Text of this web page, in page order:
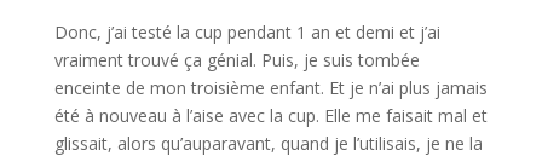
Donc, j’ai testé la cup pendant 1 an et demi et j’ai
vraiment trouvé ça génial. Puis, je suis tombée
enceinte de mon troisième enfant. Et je n’ai plus jamais
été à nouveau à l’aise avec la cup. Elle me faisait mal et
glissait, alors qu’auparavant, quand je l’utilisais, je ne la